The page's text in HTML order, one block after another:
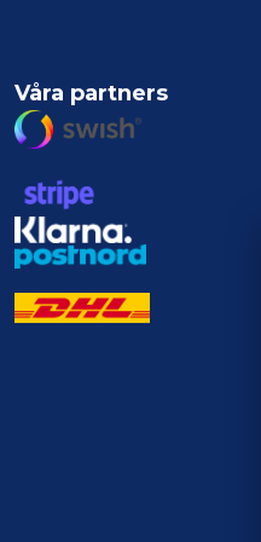
Våra partners